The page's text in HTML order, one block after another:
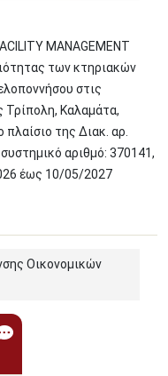
MANAGEMENT
των κτηριακών
στις
Τρίπολη, Καλαμάτα,
της Διακ. αρ.
αριθμό: 370141,
έως 10/05/2027
Οικονομικών